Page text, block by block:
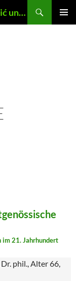
Philosophische Praxis Gerhard Kaučić und Anna Lydia Huber
im 21. Jahrhundert
phil., Alter 66,